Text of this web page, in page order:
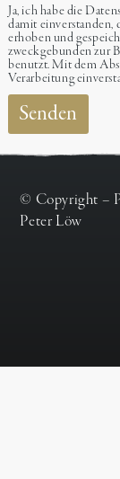
Ja, ich habe die
damit einverstanden,
erhoben und
zweckgebunden zur
benutzt. Mit dem
Verarbeitung
Senden
© Copyright –
Peter Löw